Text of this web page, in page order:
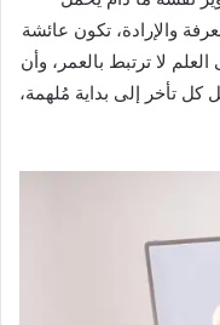
والإرادة، تكون عائشة
لا ترتبط بالعمر، وأن
تأخر إلى بداية مُلهمة،